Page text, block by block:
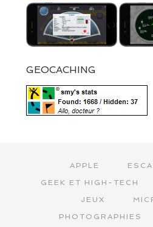
GEOCACHING
APPLE
GEEK ET HIGH-TECH
JEUX
PHOTOGRAPHIES